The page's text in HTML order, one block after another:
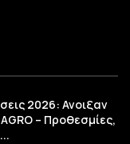
2026: Ανοιξαν
– Προθεσμίες,